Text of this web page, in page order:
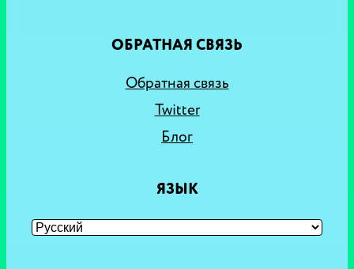
ОБРАТНАЯ СВЯЗЬ
Обратная связь
Twitter
Блог
ЯЗЫК